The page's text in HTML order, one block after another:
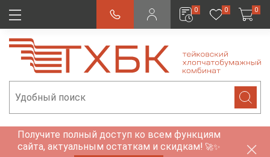
0 0 0
Получите полный доступ ко всем функциям
сайта, актуальным остаткам и скидкам! 🚀✨